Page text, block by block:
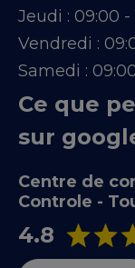
Jeudi : 09:00 -
Vendredi :
Samedi :
Ce que
sur
Centre de
Controle -
4.8